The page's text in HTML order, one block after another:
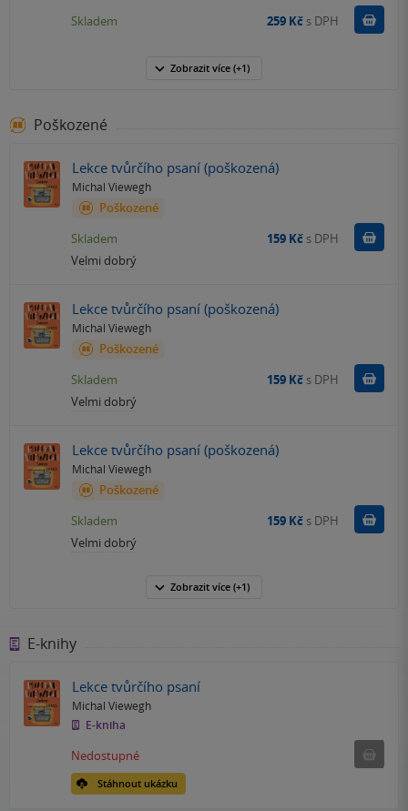
Skladem 259 Kč s DPH
Zobrazit více (+1)
Poškozené
Lekce tvůrčího psaní (poškozená)
Michal Viewegh
Poškozené
Velmi dobrý
Skladem 159 Kč s DPH
Lekce tvůrčího psaní (poškozená)
Michal Viewegh
Poškozené
Velmi dobrý
Skladem 159 Kč s DPH
Lekce tvůrčího psaní (poškozená)
Michal Viewegh
Poškozené
Velmi dobrý
Skladem 159 Kč s DPH
Zobrazit více (+1)
E-knihy
Lekce tvůrčího psaní
Michal Viewegh
E-kniha
Stáhnout ukázku
Nedostupné